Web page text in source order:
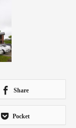
Share
Pocket